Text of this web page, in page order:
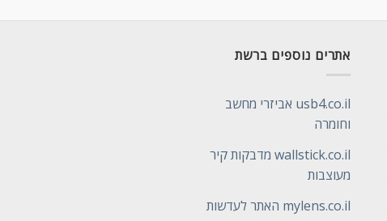
אתרים נוספים ברשת
usb4.co.il אביזרי מחשב
וחומרה
wallstick.co.il מדבקות קיר
מעוצבות
mylens.co.il האתר לעדשות